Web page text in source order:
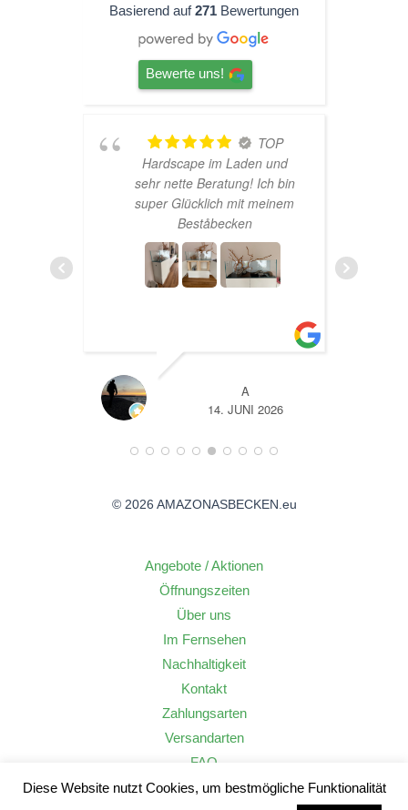
Basierend auf271 Bewertungen
Bewerte uns!
TOP
Hardscape im Laden und
sehr nette Beratung! Ich bin
super Glücklich mit meinem
Beståbecken
A
14. JUNI 2026
© 2026 AMAZONASBECKEN.eu
Angebote / Aktionen
Öffnungszeiten
Über uns
Im Fernsehen
Nachhaltigkeit
Kontakt
Zahlungsarten
Versandarten
FAQ
Widerrufsrecht
Diese Website nutzt Cookies, um bestmögliche Funktionalität